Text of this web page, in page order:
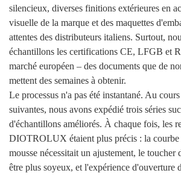
silencieux, diverses finitions extérieures en
visuelle de la marque et des maquettes
attentes des distributeurs italiens. Surtout,
échantillons les certifications CE, LFGB et
marché européen – des documents que de
mettent des semaines à obtenir.
Le processus n'a pas été instantané. Au
suivantes, nous avons expédié trois séries
d'échantillons améliorés. À chaque fois, les
DIOTROLUX étaient plus précis : la courbe
mousse nécessitait un ajustement, le toucher
être plus soyeux, et l'expérience d'ouverture